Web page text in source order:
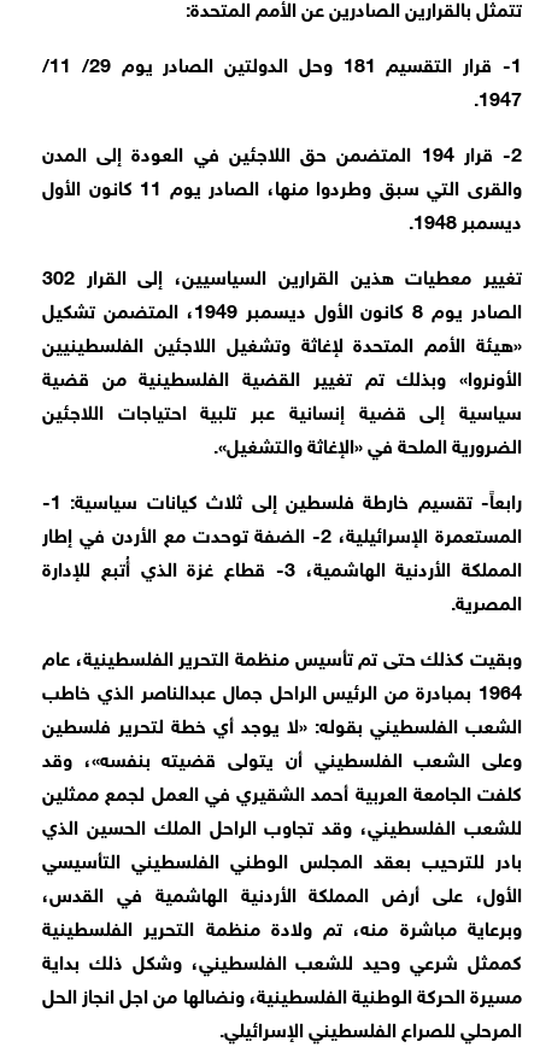
تتمثل بالقرارين الصادرين عن الأمم المتحدة:
1- قرار التقسيم 181 وحل الدولتين الصادر يوم 29/ 11/
1947.
2- قرار 194 المتضمن حق اللاجئين في العودة إلى المدن
والقرى التي سبق وطردوا منها، الصادر يوم 11 كانون الأول
ديسمبر 1948.
تغيير معطيات هذين القرارين السياسيين، إلى القرار 302
الصادر يوم 8 كانون الأول ديسمبر 1949، المتضمن تشكيل
«هيئة الأمم المتحدة لإغاثة وتشغيل اللاجئين الفلسطينيين
الأونروا» وبذلك تم تغيير القضية الفلسطينية من قضية
سياسية إلى قضية إنسانية عبر تلبية احتياجات اللاجئين
الضرورية الملحة في «الإغاثة والتشغيل».
رابعاً- تقسيم خارطة فلسطين إلى ثلاث كيانات سياسية: 1-
المستعمرة الإسرائيلية، 2- الضفة توحدت مع الأردن في إطار
المملكة الأردنية الهاشمية، 3- قطاع غزة الذي أُتبع للإدارة
المصرية.
وبقيت كذلك حتى تم تأسيس منظمة التحرير الفلسطينية، عام
1964 بمبادرة من الرئيس الراحل جمال عبدالناصر الذي خاطب
الشعب الفلسطيني بقوله: «لا يوجد أي خطة لتحرير فلسطين
وعلى الشعب الفلسطيني أن يتولى قضيته بنفسه»، وقد
كلفت الجامعة العربية أحمد الشقيري في العمل لجمع ممثلين
للشعب الفلسطيني، وقد تجاوب الراحل الملك الحسين الذي
بادر للترحيب بعقد المجلس الوطني الفلسطيني التأسيسي
الأول، على أرض المملكة الأردنية الهاشمية في القدس،
وبرعاية مباشرة منه، تم ولادة منظمة التحرير الفلسطينية
كممثل شرعي وحيد للشعب الفلسطيني، وشكل ذلك بداية
مسيرة الحركة الوطنية الفلسطينية، ونضالها من اجل انجاز الحل
المرحلي للصراع الفلسطيني الإسرائيلي.